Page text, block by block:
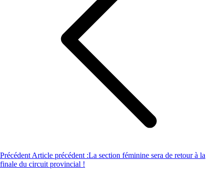
Précédent Article précédent :La section féminine sera de retour à la
finale du circuit provincial !